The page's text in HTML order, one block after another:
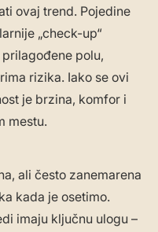
ovaj trend. Pojedine
„check-up“
polu,
rizika. Iako se ovi
je brzina, komfor i
mestu.
ali često zanemarena
kada je osetimo.
imaju ključnu ulogu –